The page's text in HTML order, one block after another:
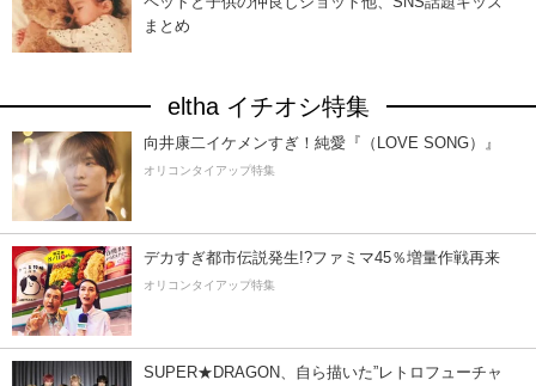
まとめ
eltha イチオシ特集
向井康二イケメンすぎ！純愛『（LOVE SONG）』
オリコンタイアップ特集
デカすぎ都市伝説発生!?ファミマ45％増量作戦再来
オリコンタイアップ特集
SUPER★DRAGON、自ら描いた”レトロフューチャ